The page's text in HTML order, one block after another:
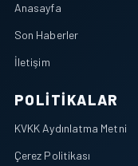
Anasayfa
Son Haberler
İletişim
POLITIKALAR
KVKK Aydınlatma Metni
Çerez Politikası